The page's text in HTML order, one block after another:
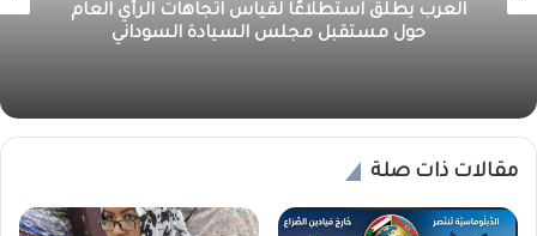
العرب يطلق استطلاعًا لقياس اتجاهات الرأي العام
حول مستقبل مجلس السيادة السوداني
مقالات ذات صلة